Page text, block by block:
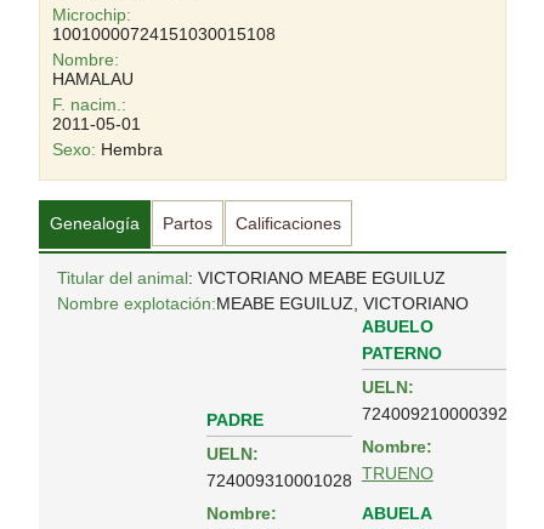
Microchip:
10010000724151030015108
Nombre:
HAMALAU
F. nacim.:
2011-05-01
Sexo: Hembra
Genealogía Partos Calificaciones
Titular del animal: VICTORIANO MEABE EGUILUZ
Nombre explotación:MEABE EGUILUZ, VICTORIANO
PADRE
UELN:
724009310001028
Nombre:
ABUELO
PATERNO
UELN:
724009210000392
Nombre:
TRUENO
ABUELA